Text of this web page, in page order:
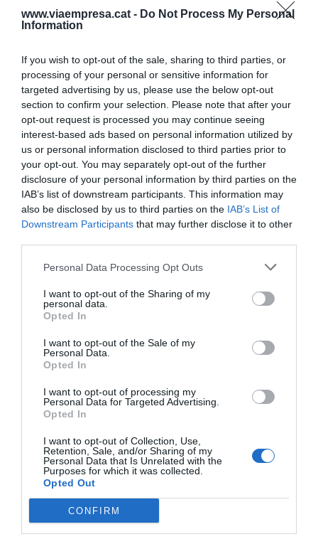
www.viaempresa.cat - Do Not Process My Personal
Information
If you wish to opt-out of the sale, sharing to third parties, or
processing of your personal or sensitive information for
targeted advertising by us, please use the below opt-out
section to confirm your selection. Please note that after your
opt-out request is processed you may continue seeing
interest-based ads based on personal information utilized by
us or personal information disclosed to third parties prior to
your opt-out. You may separately opt-out of the further
disclosure of your personal information by third parties on the
IAB’s list of downstream participants. This information may
also be disclosed by us to third parties on the IAB’s List of
Downstream Participants that may further disclose it to other
Personal Data Processing Opt Outs
I want to opt-out of the Sharing of my
personal data.
Opted In
I want to opt-out of the Sale of my
Personal Data.
Opted In
I want to opt-out of processing my
Personal Data for Targeted Advertising.
Opted In
I want to opt-out of Collection, Use,
Retention, Sale, and/or Sharing of my
Personal Data that Is Unrelated with the
Purposes for which it was collected.
Opted Out
CONFIRM
quatre anys després
INNOVACIÓ
Construir un edifici fusta a
fusta
8 de setembre de 2021
SALUT
El negoci dels animals per a
recerca mèdica
6 de setembre de 2021
Espanya